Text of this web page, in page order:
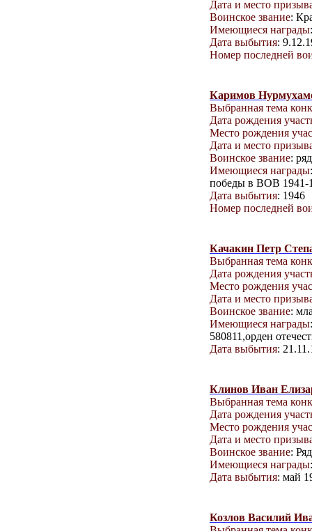
Дата и место
Воинское звание:
Имеющиеся награды
Дата выбытия:
Номер последней
Каримов
Выбранная тема
Дата рождения
Место рождения
Дата и место
Воинское звание:
Имеющиеся награды
победы в ВОВ 1941-
Дата выбытия: 1946
Номер последней
Качакин Петр
Выбранная тема
Дата рождения
Место рождения
Дата и место
Воинское звание:
Имеющиеся награды
580811,орден
Дата выбытия:
Клинов Иван
Выбранная тема
Дата рождения
Место рождения
Дата и место
Воинское звание:
Имеющиеся награды
Дата выбытия: май
Козлов Василий